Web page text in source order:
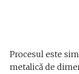
Procesul este
metalică de